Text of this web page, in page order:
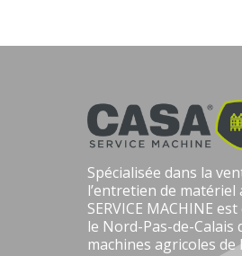
Spécialisée dans la
l’entretien de matériel
SERVICE MACHINE
le Nord-Pas-de-Calais
machines agricoles de